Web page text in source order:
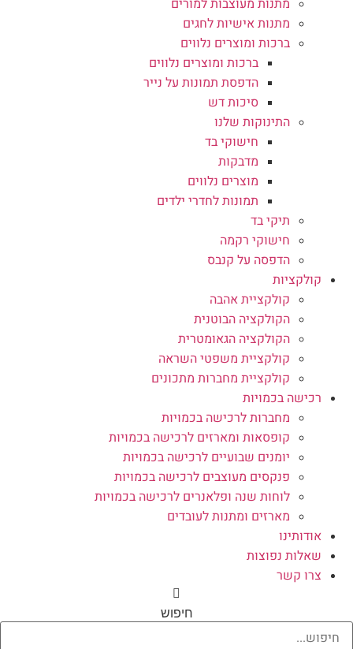
מתנות אישיות לחגים
ברכות ומוצרים נלווים
ברכות ומוצרים נלווים
הדפסת תמונות על נייר
סיכות דש
התינוקות שלנו
חישוקי בד
מדבקות
מוצרים נלווים
תמונות לחדרי ילדים
תיקי בד
חישוקי רקמה
הדפסה על קנבס
קולקציות
קולקציית אהבה
הקולקציה הבוטנית
הקולקציה הגאומטרית
קולקציית משפטי השראה
קולקציית מחברות מתכונים
רכישה בכמויות
מחברות לרכישה בכמויות
קופסאות ומארזים לרכישה בכמויות
יומנים שבועיים לרכישה בכמויות
פנקסים מעוצבים לרכישה בכמויות
לוחות שנה ופלאנרים לרכישה בכמויות
מארזים ומתנות לעובדים
אודותינו
שאלות נפוצות
צרו קשר
חיפוש